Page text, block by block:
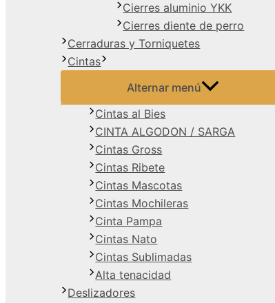
Cierres aluminio YKK
Cierres diente de perro
Cerraduras y Torniquetes
Cintas
Alternar menú
Cintas al Bies
CINTA ALGODON / SARGA
Cintas Gross
Cintas Ribete
Cintas Mascotas
Cintas Mochileras
Cinta Pampa
Cintas Nato
Cintas Sublimadas
Alta tenacidad
Deslizadores